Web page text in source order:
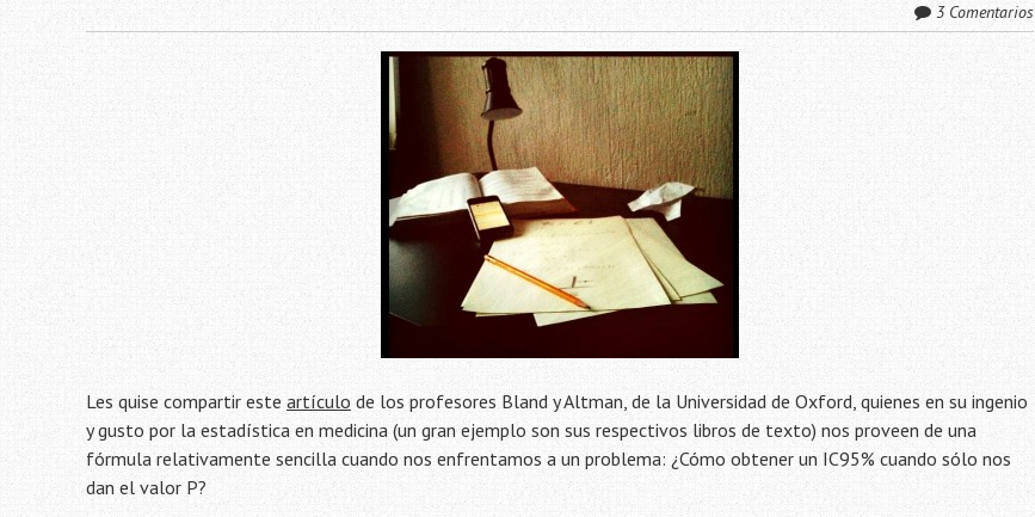
3 Comentarios
Les quise compartir esteartículo de los profesores Bland y Altman, de la Universidad de Oxford, quienes en su ingenio
y gusto por la estadística en medicina (un gran ejemplo son sus respectivos libros de texto) nos proveen de una
fórmula relativamente sencilla cuando nos enfrentamos a un problema: ¿Cómo obtener un IC95% cuando sólo nos
dan el valor P?